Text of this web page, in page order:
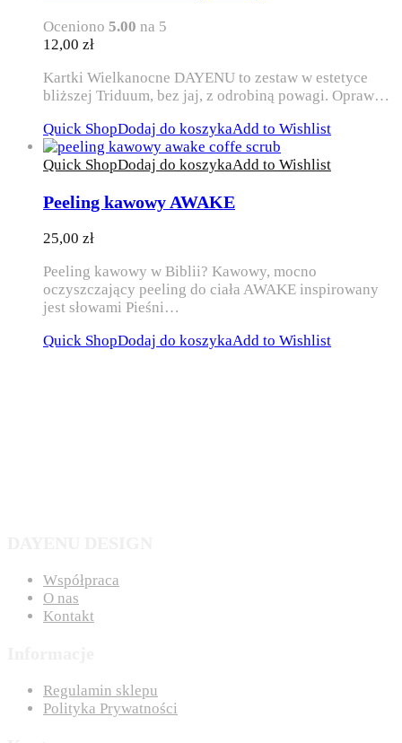
Oceniono 5.00 na 5
12,00 zł
Kartki Wielkanocne DAYENU to zestaw w estetyce
bliższej Triduum, bez jaj, z odrobiną powagi. Opraw…
Quick ShopDodaj do koszykaAdd to Wishlist
Quick ShopDodaj do koszykaAdd to Wishlist
Peeling kawowy AWAKE
25,00 zł
Peeling kawowy w Biblii? Kawowy, mocno
oczyszczający peeling do ciała AWAKE inspirowany
jest słowami Pieśni…
Quick ShopDodaj do koszykaAdd to Wishlist
Współpraca
O nas
Kontakt
Regulamin sklepu
Polityka Prywatności